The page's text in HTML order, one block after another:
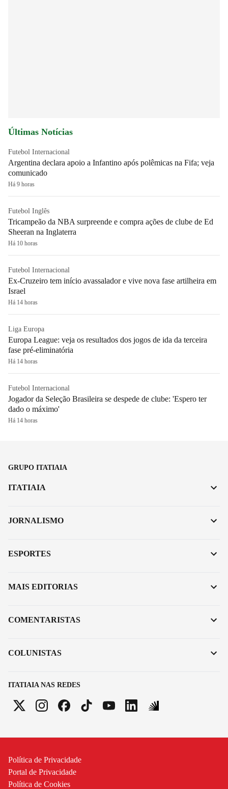
Últimas Notícias
Futebol Internacional
Argentina declara apoio a Infantino após polêmicas na Fifa; veja
comunicado
Há 9 horas
Futebol Inglês
Tricampeão da NBA surpreende e compra ações de clube de Ed
Sheeran na Inglaterra
Há 10 horas
Futebol Internacional
Ex-Cruzeiro tem início avassalador e vive nova fase artilheira em
Israel
Há 14 horas
Liga Europa
Europa League: veja os resultados dos jogos de ida da terceira
fase pré-eliminatória
Há 14 horas
Futebol Internacional
Jogador da Seleção Brasileira se despede de clube: 'Espero ter
dado o máximo'
Há 14 horas
GRUPO ITATIAIA
ITATIAIA NAS REDES
ITATIAIA
JORNALISMO
ESPORTES
MAIS EDITORIAS
COMENTARISTAS
COLUNISTAS
Política de Privacidade
Portal de Privacidade
Política de Cookies